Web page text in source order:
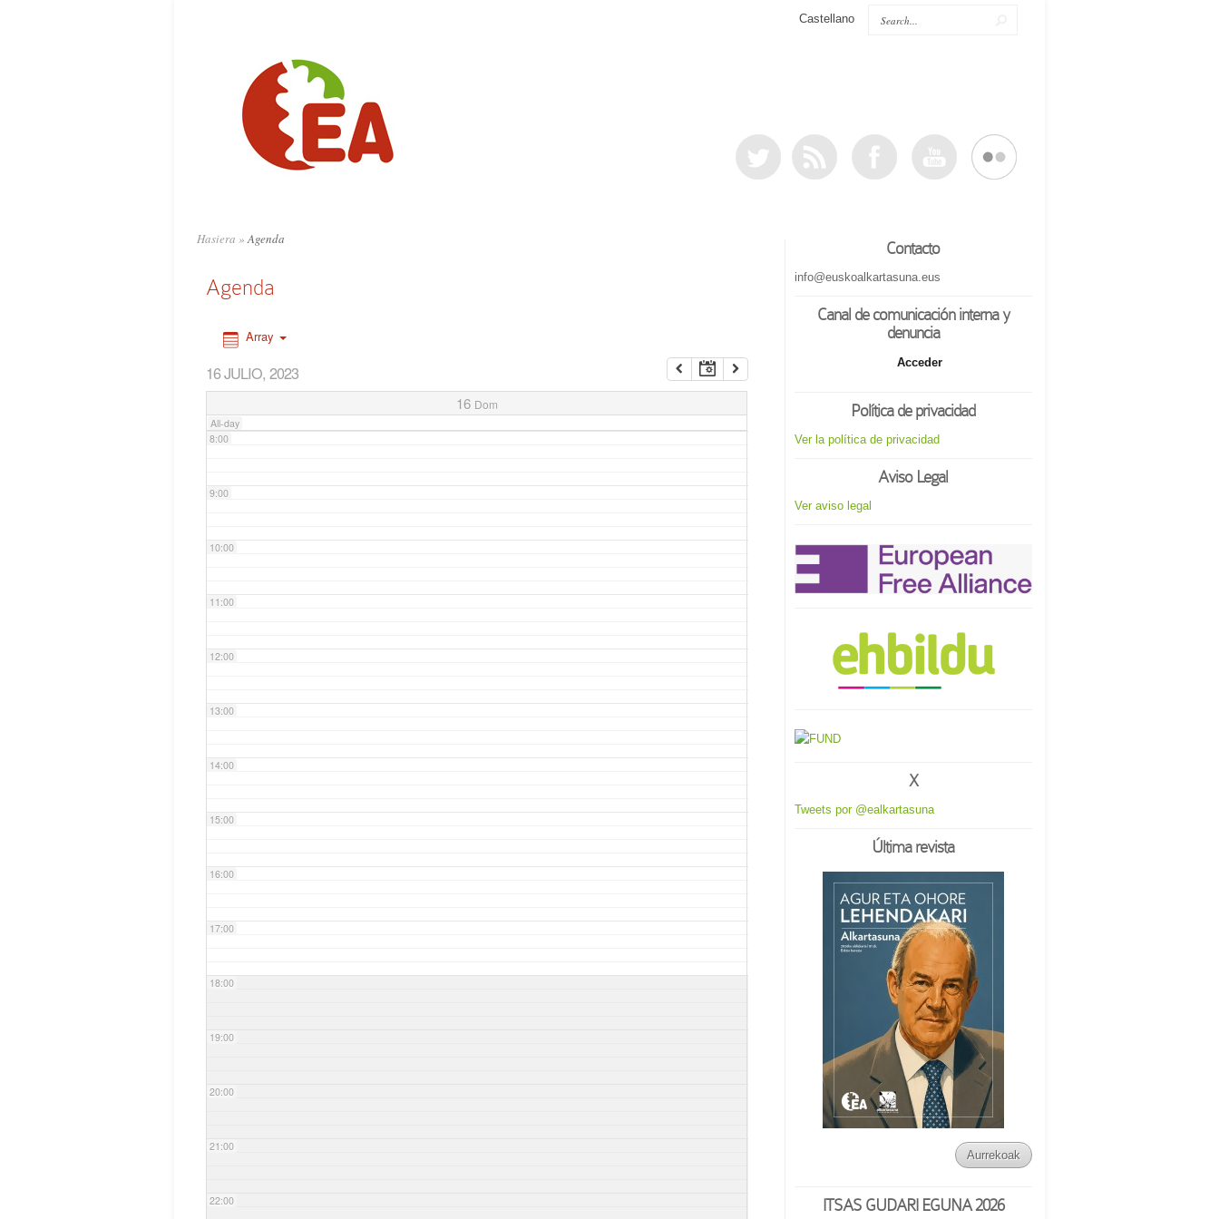
Castellano
Hasiera »Agenda
Agenda
Array
16 JULIO, 2023
16 Dom
All-day
6:00
8:00
9:00
10:00
11:00
12:00
13:00
14:00
15:00
16:00
17:00
18:00
19:00
20:00
21:00
22:00
Contacto
info@euskoalkartasuna.eus
Canal de comunicación interna y
denuncia
Acceder
Política de privacidad
Ver la política de privacidad
Aviso Legal
Ver aviso legal
X
Tweets por @ealkartasuna
Última revista
Aurrekoak
ITSAS GUDARI EGUNA 2026